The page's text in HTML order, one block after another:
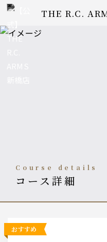
THE R.C.
course details
コース詳細
おすすめ